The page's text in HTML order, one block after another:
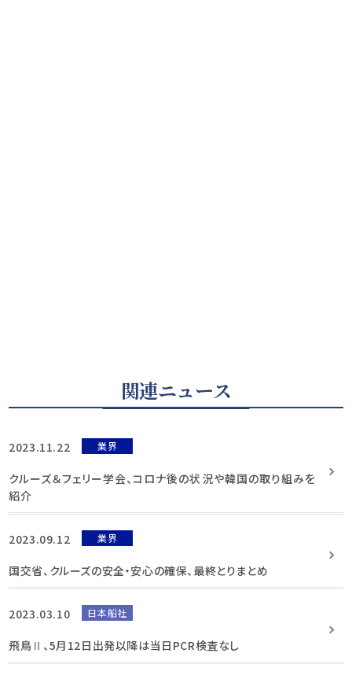
関連ニュース
2023.11.22 業界
クルーズ＆フェリー学会、コロナ後の状況や韓国の取り組みを
紹介
2023.09.12 業界
国交省、クルーズの安全・安心の確保、最終とりまとめ
2023.03.10 日本船社
飛鳥Ⅱ、5月12日出発以降は当日PCR検査なし